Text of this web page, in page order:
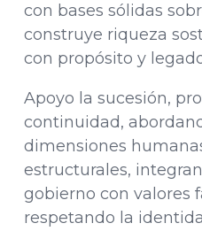
con bases sólidas
construye riqueza
con propósito y
Apoyo la sucesión,
continuidad,
dimensiones
estructurales,
gobierno con valores
respetando la